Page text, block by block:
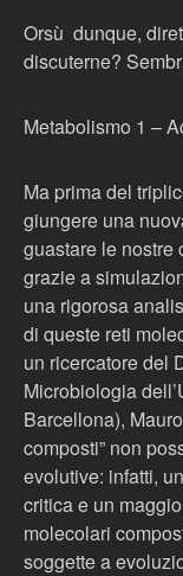
Orsù dunque,
discuterne?
Metabolismo 1 –
Ma prima del
giungere una
guastare le nostre
grazie a
una rigorosa
di queste reti
un ricercatore del
Microbiologia
Barcellona),
composti” non
evolutive: infatti,
critica e un
molecolari
soggette a